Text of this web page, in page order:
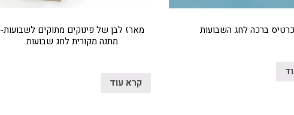
ברכה לחג השבועות
מארז לבן של פינוקים מתוקים לשבועות-
מתנה מקורית לחג שבועות
קרא עוד